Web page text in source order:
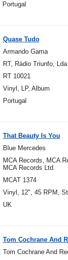
Portugal
Quase Tudo
Armando Gama
RT, Rádio Triunfo,
RT 10021
Vinyl, LP, Album
Portugal
That Beauty Is You
Blue Mercedes
MCA Records, MCA
MCA Records Ltd.
MCAT 1374
Vinyl, 12", 45 RPM,
UK
Tom Cochrane And
Tom Cochrane And